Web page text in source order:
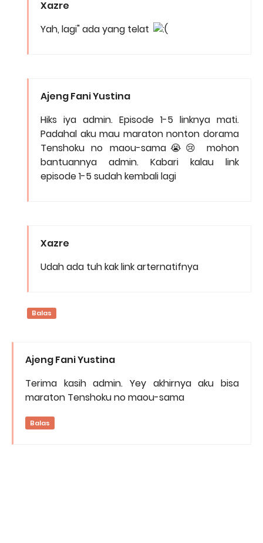
Xazre
Yah, lagi" ada yang telat
Ajeng Fani Yustina
Hiks iya admin. Episode 1-5 linknya mati.
Padahal aku mau maraton nonton dorama
Tenshoku no maou-sama😭😢 mohon
bantuannya admin. Kabari kalau link
episode 1-5 sudah kembali lagi
Xazre
Udah ada tuh kak link arternatifnya
Balas
Ajeng Fani Yustina
Terima kasih admin. Yey akhirnya aku bisa
maraton Tenshoku no maou-sama
Balas